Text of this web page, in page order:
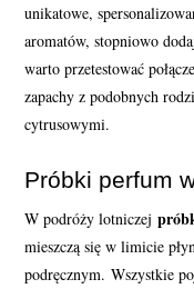
unikatowe,
aromatów, stopniowo
warto przetestować
zapachy z podobnych
cytrusowymi.
Próbki perfum
W podróży lotniczej
mieszczą się w limicie
podręcznym. Wszystkie